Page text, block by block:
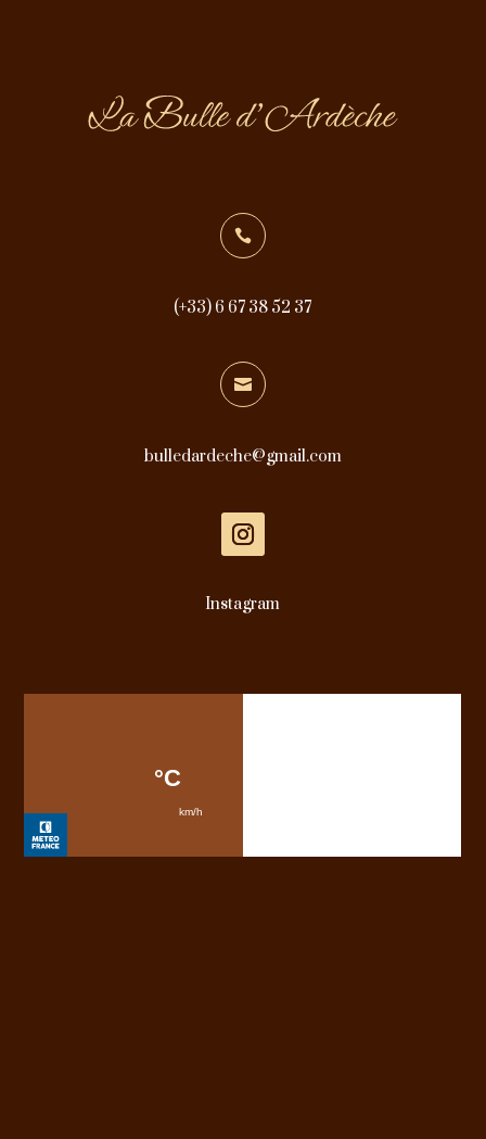

(+33) 6 67 38 52 37

bulledardeche@gmail.com
Instagram